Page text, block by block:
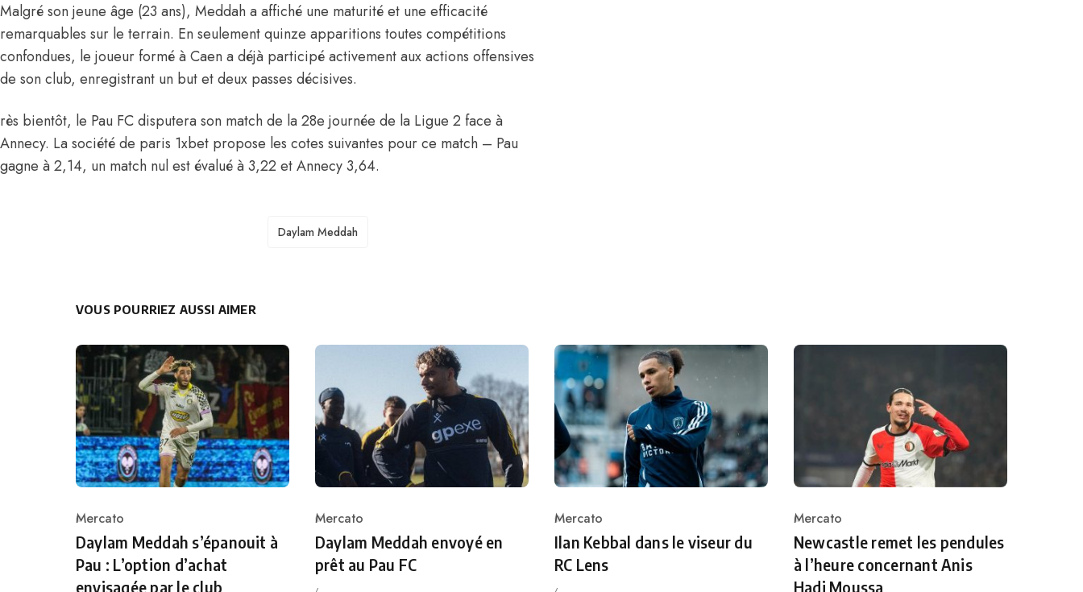
Malgré son jeune âge (23 ans), Meddah a affiché une maturité et une efficacité
remarquables sur le terrain. En seulement quinze apparitions toutes compétitions
confondues, le joueur formé à Caen a déjà participé activement aux actions offensives
de son club, enregistrant un but et deux passes décisives.
rès bientôt, le Pau FC disputera son match de la 28e journée de la Ligue 2 face à
Annecy. La société de paris 1xbet propose les cotes suivantes pour ce match – Pau
gagne à 2,14, un match nul est évalué à 3,22 et Annecy 3,64.
TAGS
Daylam Meddah
VOUS POURRIEZ AUSSI AIMER
Category
Mercato
Daylam Meddah s’épanouit à
Pau : L’option d’achat
envisagée par le club
Category
Mercato
Daylam Meddah envoyé en
prêt au Pau FC
Category
Mercato
Ilan Kebbal dans le viseur du
RC Lens
Category
Mercato
Newcastle remet les pendules
à l’heure concernant Anis
Hadj Moussa